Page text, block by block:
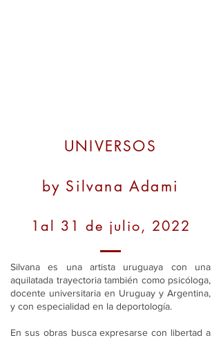
UNIVERSOS
by Silvana Adami
1al 31 de julio, 2022
Silvana es una artista uruguaya con una
aquilatada trayectoria también como psicóloga,
docente universitaria en Uruguay y Argentina,
y con especialidad en la deportología.
En sus obras busca expresarse con libertad a